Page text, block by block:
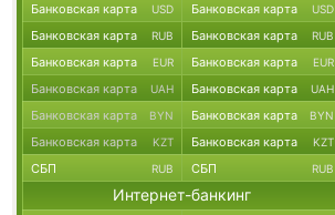
Банковская карта USD Банковская карта USD
Банковская карта RUB Банковская карта RUB
Банковская карта EUR Банковская карта EUR
Банковская карта UAH Банковская карта UAH
Банковская карта BYN Банковская карта BYN
Банковская карта KZT Банковская карта KZT
СБП RUB СБП RUB
Интернет-банкинг